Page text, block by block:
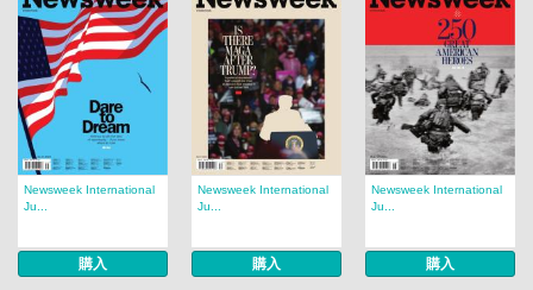
Newsweek International
Ju...
購入
Newsweek International
Ju...
購入
Newsweek International
Ju...
購入